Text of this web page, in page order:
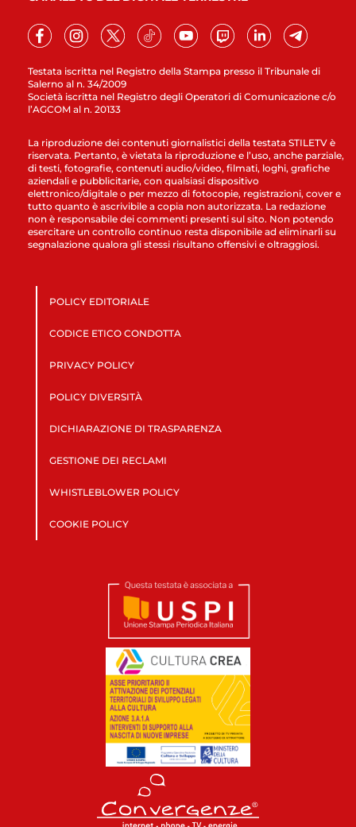
Testata iscritta nel Registro della Stampa presso il Tribunale di
Salerno al n. 34/2009
Società iscritta nel Registro degli Operatori di Comunicazione c/o
l’AGCOM al n. 20133
La riproduzione dei contenuti giornalistici della testata STILETV è
riservata. Pertanto, è vietata la riproduzione e l’uso, anche parziale,
di testi, fotografie, contenuti audio/video, filmati, loghi, grafiche
aziendali e pubblicitarie, con qualsiasi dispositivo
elettronico/digitale o per mezzo di fotocopie, registrazioni, cover e
tutto quanto è ascrivibile a copia non autorizzata. La redazione
non è responsabile dei commenti presenti sul sito. Non potendo
esercitare un controllo continuo resta disponibile ad eliminarli su
segnalazione qualora gli stessi risultano offensivi e oltraggiosi.
POLICY EDITORIALE
CODICE ETICO CONDOTTA
PRIVACY POLICY
POLICY DIVERSITÀ
DICHIARAZIONE DI TRASPARENZA
GESTIONE DEI RECLAMI
WHISTLEBLOWER POLICY
COOKIE POLICY